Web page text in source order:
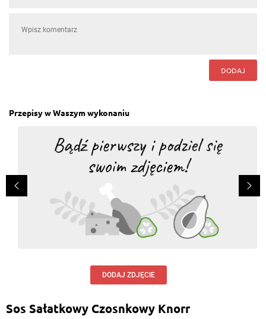
DODAJ
Przepisy w Waszym wykonaniu
DODAJ ZDJĘCIE
Sos Sałatkowy Czosnkowy Knorr